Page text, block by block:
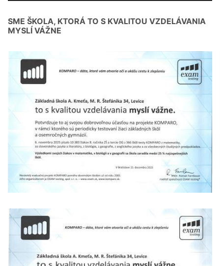
SME ŠKOLA, KTORÁ TO S KVALITOU VZDELÁVANIA
MYSLÍ VÁŽNE